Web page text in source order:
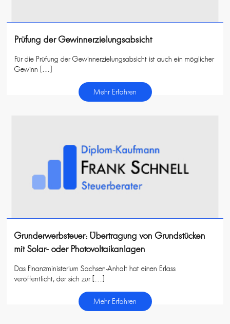
Prüfung der Gewinnerzielungsabsicht
Für die Prüfung der Gewinnerzielungsabsicht ist auch ein möglicher
Gewinn […]
Mehr Erfahren
Grunderwerbsteuer: Übertragung von Grundstücken
mit Solar- oder Photovoltaikanlagen
Das Finanzministerium Sachsen-Anhalt hat einen Erlass
veröffentlicht, der sich zur […]
Mehr Erfahren